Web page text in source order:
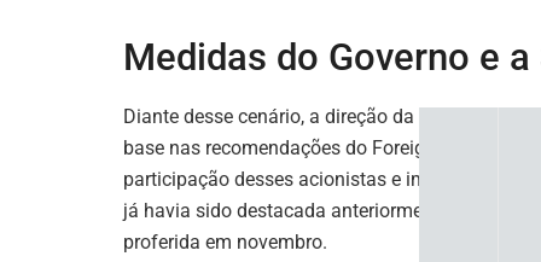
Medidas do Governo e
Diante desse cenário, a direção da Global
base nas recomendações do Foreign
participação desses acionistas e impedir que
já havia sido destacada anteriormente em uma
proferida em novembro.